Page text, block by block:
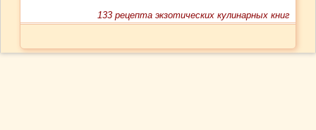
133 рецепта экзотических кулинарных книг